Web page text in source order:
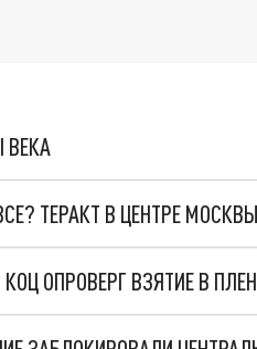
ВЕКА
ТЕРАКТ В ЦЕНТРЕ
ОПРОВЕРГ ВЗЯТИЕ В